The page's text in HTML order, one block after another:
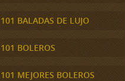
101 BALADAS DE LUJO
101 BOLEROS
101 MEJORES BOLEROS